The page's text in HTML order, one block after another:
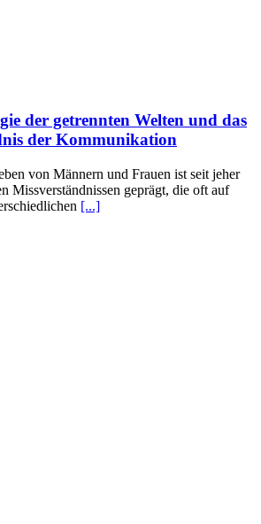
der getrennten Welten und das
der Kommunikation
von Männern und Frauen ist seit jeher
Missverständnissen geprägt, die oft auf
[...]